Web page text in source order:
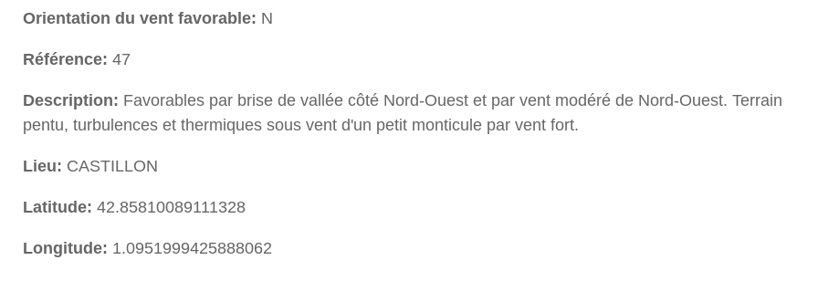
Orientation du vent favorable: N
Référence: 47
Description: Favorables par brise de vallée côté Nord-Ouest et par vent modéré de Nord-Ouest. Terrain
pentu, turbulences et thermiques sous vent d'un petit monticule par vent fort.
Lieu: CASTILLON
Latitude: 42.85810089111328
Longitude: 1.0951999425888062